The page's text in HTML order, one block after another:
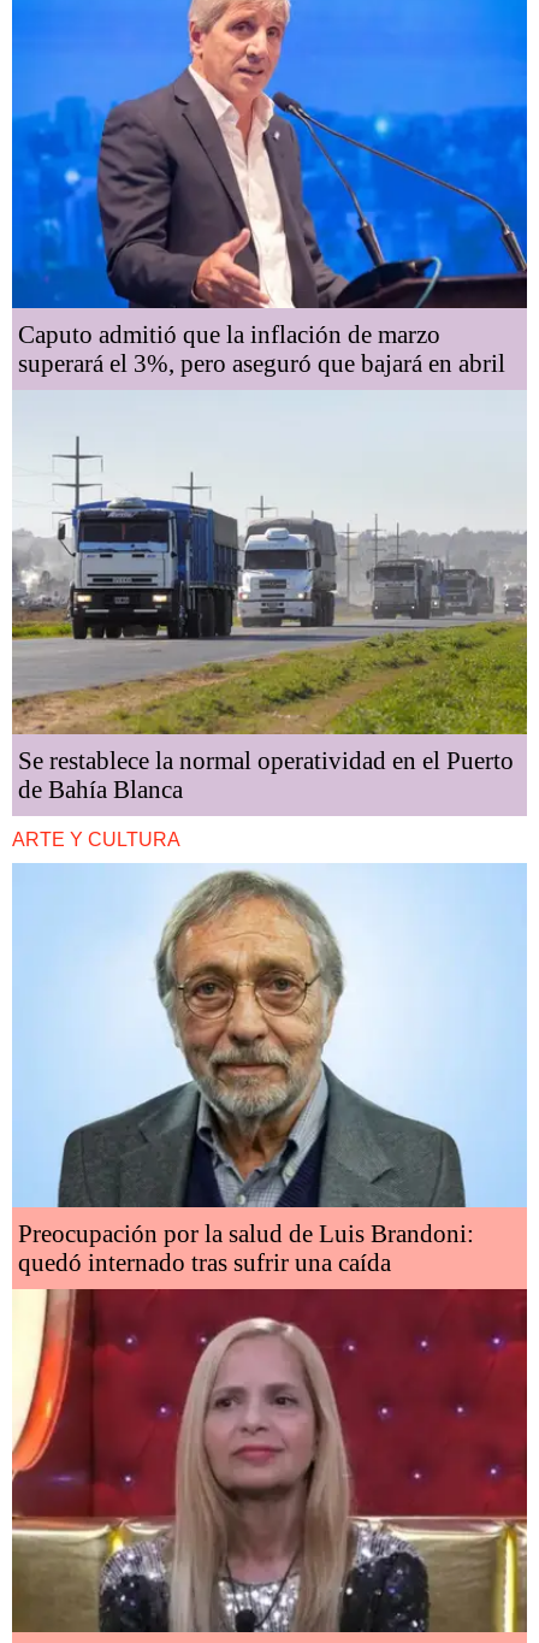
Caputo admitió que la inflación de marzo
superará el 3%, pero aseguró que bajará en abril
Se restablece la normal operatividad en el Puerto
de Bahía Blanca
ARTE Y CULTURA
Preocupación por la salud de Luis Brandoni:
quedó internado tras sufrir una caída